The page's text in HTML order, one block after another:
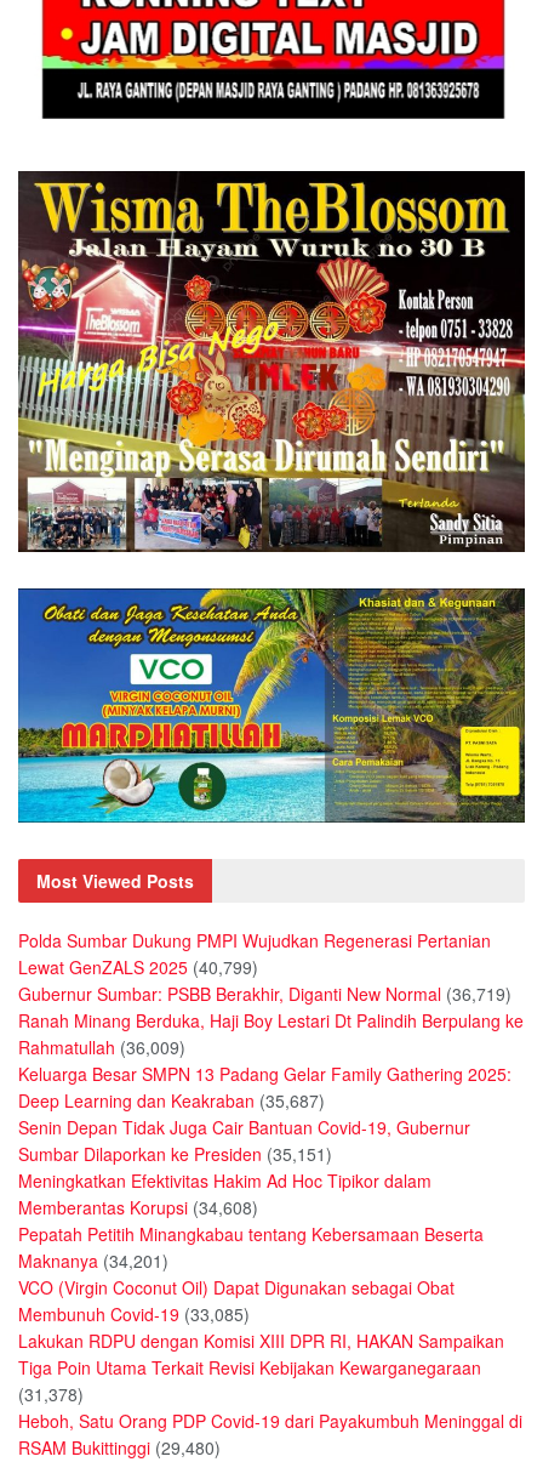
Most Viewed Posts
Polda Sumbar Dukung PMPI Wujudkan Regenerasi Pertanian
Lewat GenZALS 2025 (40,799)
Gubernur Sumbar: PSBB Berakhir, Diganti New Normal (36,719)
Ranah Minang Berduka, Haji Boy Lestari Dt Palindih Berpulang ke
Rahmatullah (36,009)
Keluarga Besar SMPN 13 Padang Gelar Family Gathering 2025:
Deep Learning dan Keakraban (35,687)
Senin Depan Tidak Juga Cair Bantuan Covid-19, Gubernur
Sumbar Dilaporkan ke Presiden (35,151)
Meningkatkan Efektivitas Hakim Ad Hoc Tipikor dalam
Memberantas Korupsi (34,608)
Pepatah Petitih Minangkabau tentang Kebersamaan Beserta
Maknanya (34,201)
VCO (Virgin Coconut Oil) Dapat Digunakan sebagai Obat
Membunuh Covid-19 (33,085)
Lakukan RDPU dengan Komisi XIII DPR RI, HAKAN Sampaikan
Tiga Poin Utama Terkait Revisi Kebijakan Kewarganegaraan
(31,378)
Heboh, Satu Orang PDP Covid-19 dari Payakumbuh Meninggal di
RSAM Bukittinggi (29,480)